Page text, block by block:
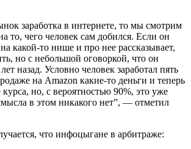
заработка в интернете, то мы смотрим
то, чего человек сам добился. Если он
какой-то нише и про нее рассказывает,
но с небольшой оговоркой, что он
назад. Условно человек заработал пять
на Amazon какие-то деньги и теперь
курса, но, с вероятностью 90%, это уже
в этом никакого нет”, — отметил
что инфоцыгане в арбитраже: